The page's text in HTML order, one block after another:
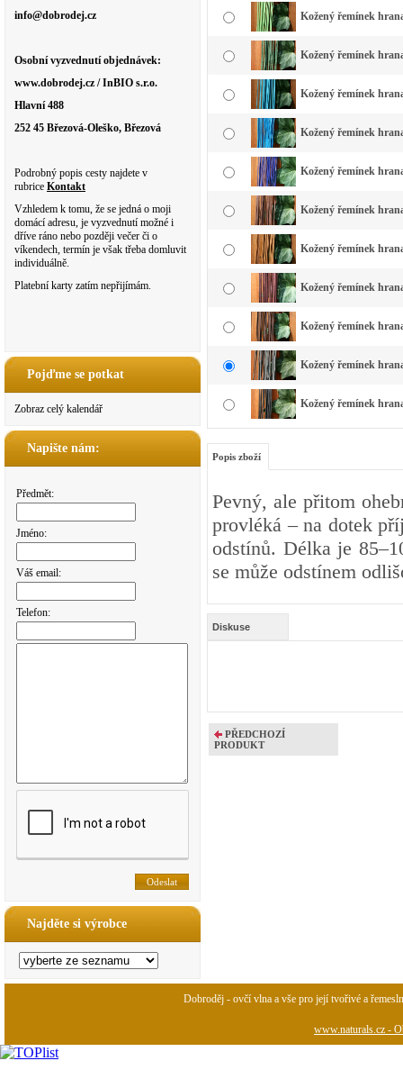
info@dobrodej.cz
Osobní vyzvednutí objednávek:
www.dobrodej.cz / InBIO s.r.o.
Hlavní 488
252 45 Březová-Oleško, Březová
Podrobný popis cesty najdete v
rubrice Kontakt
Vzhledem k tomu, že se jedná o moji
domácí adresu, je vyzvednutí možné i
dříve ráno nebo později večer či o
víkendech, termín je však třeba domluvit
individuálně.
Platební karty zatím nepřijímám.
Pojďme se potkat
Zobraz celý kalendář
Napište nám:
Předmět:
Jméno:
Váš email:
Telefon:
Najděte si výrobce
Kožený řemínek
Kožený řemínek
Kožený řemínek
Kožený řemínek
Kožený řemínek
Kožený řemínek
Kožený řemínek
Kožený řemínek
Kožený řemínek
Kožený řemínek
Kožený řemínek
Popis zboží
Pevný, ale přitom
provléká – na dotek
odstínů. Délka je
se může odstínem
Diskuse
PŘEDCHOZÍ
PRODUKT
Dobroděj - ovčí vlna a vše pro její tvořivé a
www.naturals.cz -